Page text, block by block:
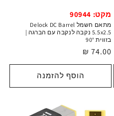
מקט: 90944
מתאם חשמל Delock DC Barrel
5.5x2.5 נקבה לנקבה עם הברגה |
בזווית 90°
מחיר
רגיל
74.00 ₪
הוסף להזמנה